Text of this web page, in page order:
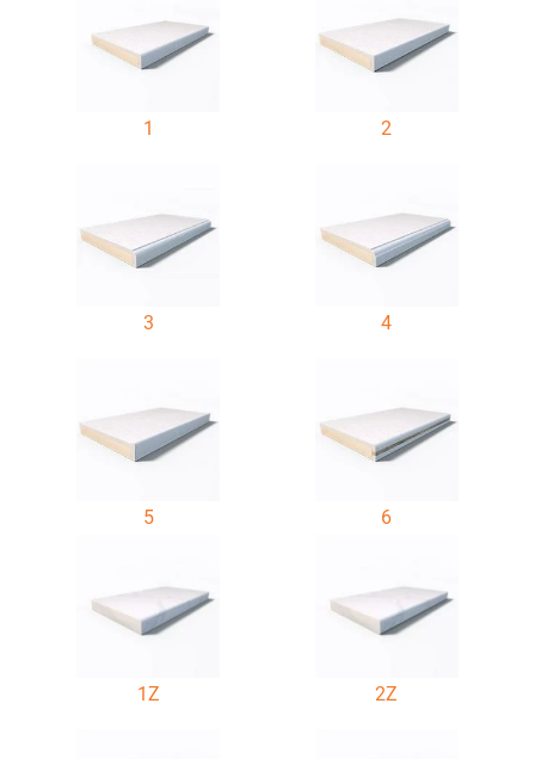
1 2
3 4
5 6
1Z 2Z